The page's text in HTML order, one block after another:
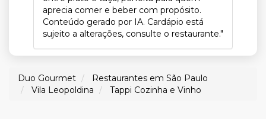
aprecia comer e beber com propósito.
Conteúdo gerado por IA. Cardápio está
sujeito a alterações, consulte o restaurante."
Duo Gourmet
Restaurantes em São Paulo
Vila Leopoldina
Tappi Cozinha e Vinho